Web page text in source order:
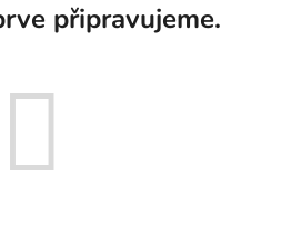
připravujeme.